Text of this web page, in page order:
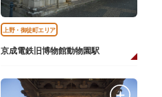
上野・御徒町エリア
京成電鉄旧博物館動物園駅